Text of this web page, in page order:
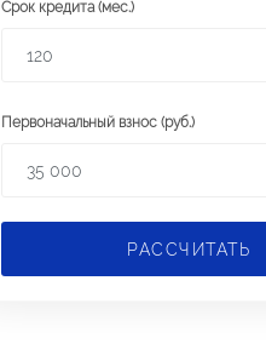
Срок кредита (мес.)
Первоначальный взнос (руб.)
РАССЧИТАТЬ